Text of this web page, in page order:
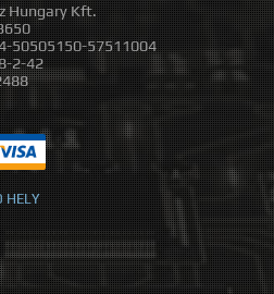
Hungary Kft.
50505150-57511004
2-42
HELY